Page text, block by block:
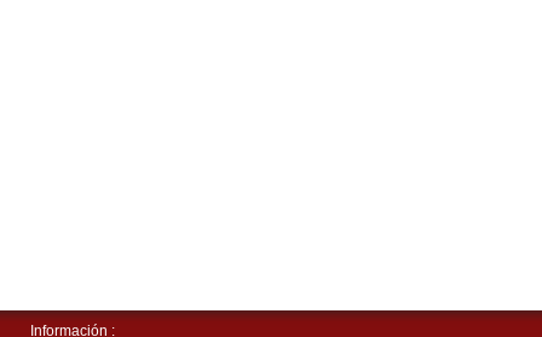
Información :